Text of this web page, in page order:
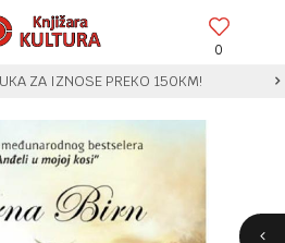
0
ZA IZNOSE PREKO 150KM!